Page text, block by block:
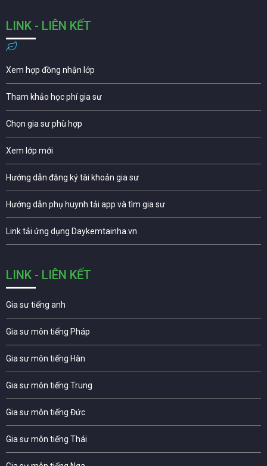
LINK - LIÊN KẾT
Xem hợp đồng nhận lớp
Tham khảo học phí gia sư
Chọn gia sư phù hợp
Xem lớp mới
Hướng dẫn đăng ký tài khoản gia sư
Hướng dẫn phụ huynh tải app và tìm gia sư
Link tải ứng dụng Daykemtainha.vn
LINK - LIÊN KẾT
Gia sư tiếng anh
Gia sư môn tiếng Pháp
Gia sư môn tiếng Hàn
Gia sư môn tiếng Trung
Gia sư môn tiếng Đức
Gia sư môn tiếng Thái